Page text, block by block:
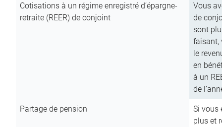
Cotisations à un régime enregistré d’épargne-
retraite (REER) de conjoint
Vous
de
sont
faisant,
le
en
à un
de
Partage de pension
Si vous
plus et